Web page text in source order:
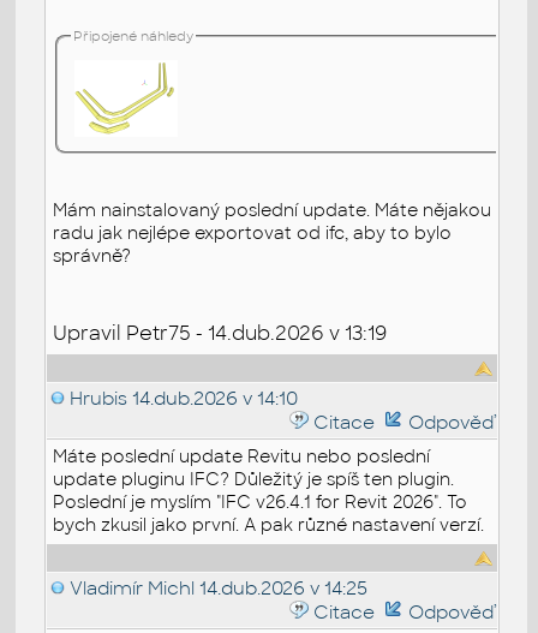
Připojené náhledy
Mám nainstalovaný poslední update. Máte nějakou
radu jak nejlépe exportovat od ifc, aby to bylo
správně?
Upravil Petr75 - 14.dub.2026 v 13:19
Hrubis 14.dub.2026 v 14:10
Citace
Odpověď
Máte poslední update Revitu nebo poslední
update pluginu IFC? Důležitý je spíš ten plugin.
Poslední je myslím "IFC v26.4.1 for Revit 2026". To
bych zkusil jako první. A pak různé nastavení verzí.
Vladimír Michl 14.dub.2026 v 14:25
Citace
Odpověď